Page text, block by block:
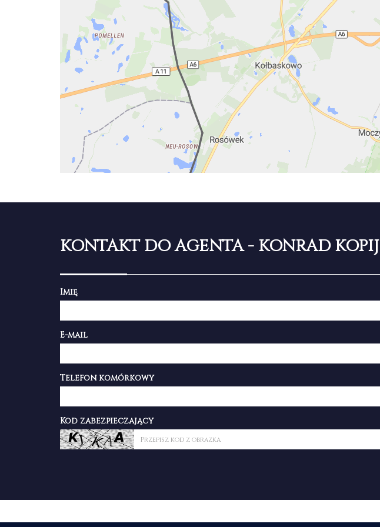
KONTAKT DO AGENTA - KONRAD KOPIJ
Imię
E-mail
Telefon komórkowy
Kod zabezpieczający